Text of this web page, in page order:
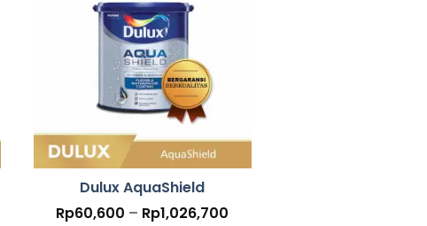
Dulux AquaShield
Rp60,600 – Rp1,026,700